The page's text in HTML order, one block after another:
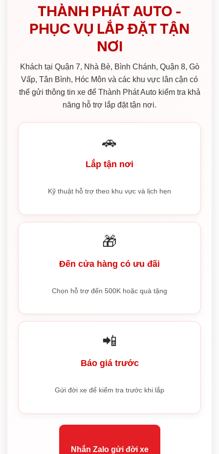
THÀNH PHÁT AUTO -
PHỤC VỤ LẮP ĐẶT TẬN
NƠI
Khách tại Quận 7, Nhà Bè, Bình Chánh, Quận 8, Gò
Vấp, Tân Bình, Hóc Môn và các khu vực lân cận có
thể gửi thông tin xe để Thành Phát Auto kiểm tra khả
năng hỗ trợ lắp đặt tận nơi.
🚗
Lắp tận nơi
Kỹ thuật hỗ trợ theo khu vực và lịch hẹn
🎁
Đến cửa hàng có ưu đãi
Chọn hỗ trợ đến 500K hoặc quà tặng
📲
Báo giá trước
Gửi đời xe để kiểm tra trước khi lắp
Nhắn Zalo gửi đời xe